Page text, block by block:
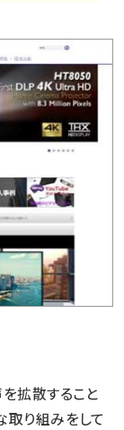
拡散すること
取り組みをして